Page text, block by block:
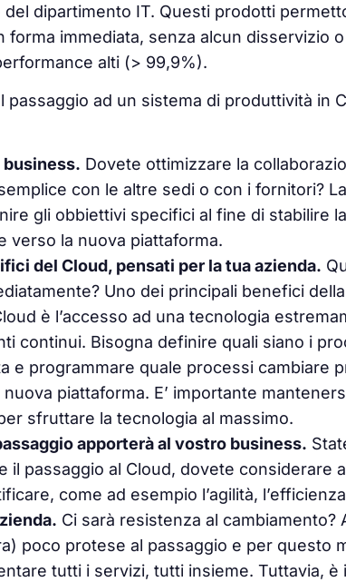
dipartimento IT. Questi prodotti
forma immediata, senza alcun disservizio
alti (> 99,9%).
passaggio ad un sistema di produttività in
Dovete ottimizzare la
con le altre sedi o con i fornitori?
gli obbiettivi specifici al fine di stabilire
verso la nuova piattaforma.
del Cloud, pensati per la tua azienda.
Uno dei principali benefici
è l’accesso ad una tecnologia
continui. Bisogna definire quali siano i
e programmare quale processi cambiare
nuova piattaforma. E’ importante
sfruttare la tecnologia al massimo.
apporterà al vostro business.
il passaggio al Cloud, dovete considerare
come ad esempio l’agilità,
Ci sarà resistenza al cambiamento?
poco protese al passaggio e per questo
tutti i servizi, tutti insieme. Tuttavia,